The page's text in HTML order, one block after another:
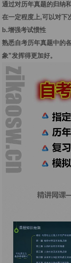
通过对历年真题的归纳
在一定程度上,可以对下
b.增强考试惯性
熟悉自考历年真题中的
象”发挥得更加好。